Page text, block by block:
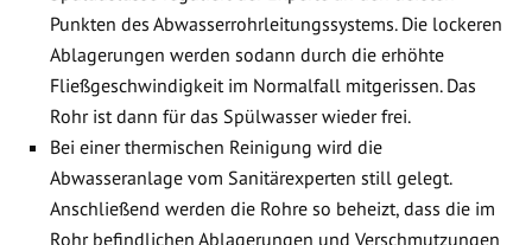
Punkten des Abwasserrohrleitungssystems. Die lockeren
Ablagerungen werden sodann durch die erhöhte
Fließgeschwindigkeit im Normalfall mitgerissen. Das
Rohr ist dann für das Spülwasser wieder frei.
Bei einer thermischen Reinigung wird die
Abwasseranlage vom Sanitärexperten still gelegt.
Anschließend werden die Rohre so beheizt, dass die im
Rohr befindlichen Ablagerungen und Verschmutzungen